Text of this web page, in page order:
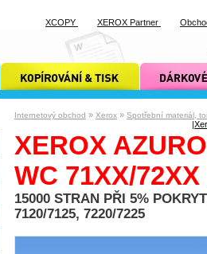
Internetový obchod » Xerox » Spotřební materiál,
|
XEROX
WC 71XX/72XX
15000 STRAN PŘI 5%
7120/7125, 7220/7225
kopírování a tisk xcopy dárkové služby
XCOPY XEROX Partner